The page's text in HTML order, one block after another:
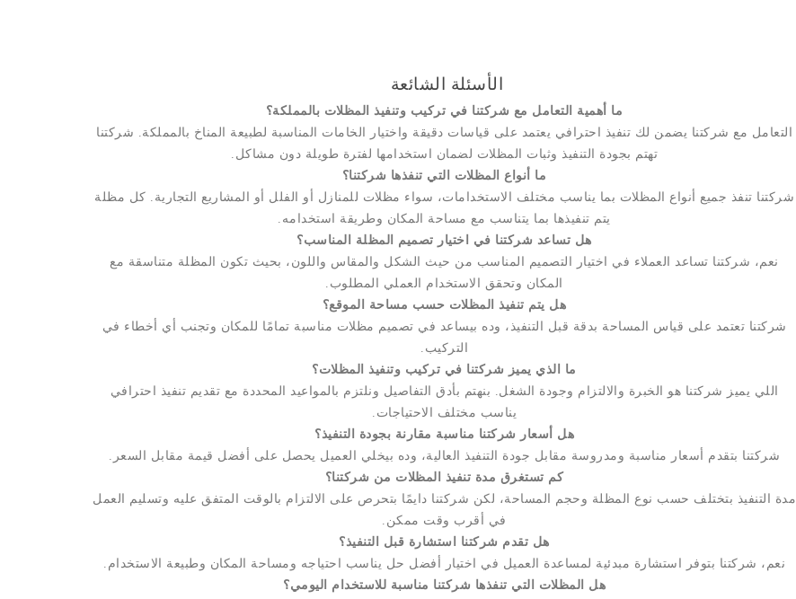
الأسئلة الشائعة
ما أهمية التعامل مع شركتنا في تركيب وتنفيذ المظلات بالمملكة؟
التعامل مع شركتنا يضمن لك تنفيذ احترافي يعتمد على قياسات دقيقة واختيار الخامات المناسبة لطبيعة المناخ بالمملكة. شركتنا
تهتم بجودة التنفيذ وثبات المظلات لضمان استخدامها لفترة طويلة دون مشاكل.
ما أنواع المظلات التي تنفذها شركتنا؟
شركتنا تنفذ جميع أنواع المظلات بما يناسب مختلف الاستخدامات، سواء مظلات للمنازل أو الفلل أو المشاريع التجارية. كل مظلة
يتم تنفيذها بما يتناسب مع مساحة المكان وطريقة استخدامه.
هل تساعد شركتنا في اختيار تصميم المظلة المناسب؟
نعم، شركتنا تساعد العملاء في اختيار التصميم المناسب من حيث الشكل والمقاس واللون، بحيث تكون المظلة متناسقة مع
المكان وتحقق الاستخدام العملي المطلوب.
هل يتم تنفيذ المظلات حسب مساحة الموقع؟
شركتنا تعتمد على قياس المساحة بدقة قبل التنفيذ، وده بيساعد في تصميم مظلات مناسبة تمامًا للمكان وتجنب أي أخطاء في
التركيب.
ما الذي يميز شركتنا في تركيب وتنفيذ المظلات؟
اللي يميز شركتنا هو الخبرة والالتزام وجودة الشغل. بنهتم بأدق التفاصيل ونلتزم بالمواعيد المحددة مع تقديم تنفيذ احترافي
يناسب مختلف الاحتياجات.
هل أسعار شركتنا مناسبة مقارنة بجودة التنفيذ؟
شركتنا بتقدم أسعار مناسبة ومدروسة مقابل جودة التنفيذ العالية، وده بيخلي العميل يحصل على أفضل قيمة مقابل السعر.
كم تستغرق مدة تنفيذ المظلات من شركتنا؟
مدة التنفيذ بتختلف حسب نوع المظلة وحجم المساحة، لكن شركتنا دايمًا بتحرص على الالتزام بالوقت المتفق عليه وتسليم العمل
في أقرب وقت ممكن.
هل تقدم شركتنا استشارة قبل التنفيذ؟
نعم، شركتنا بتوفر استشارة مبدئية لمساعدة العميل في اختيار أفضل حل يناسب احتياجه ومساحة المكان وطبيعة الاستخدام.
هل المظلات التي تنفذها شركتنا مناسبة للاستخدام اليومي؟